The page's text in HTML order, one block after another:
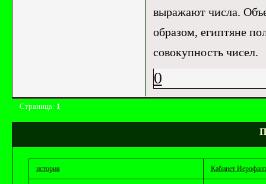
выражают числа.
образом, египтяне
совокупность чисел.
0
Страница: 1
история Кабинет